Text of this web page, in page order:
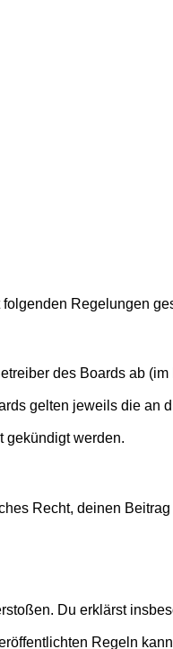
folgenden Regelungen
des Boards ab (im
gelten jeweils die an
gekündigt werden.
Recht, deinen
Du erklärst
Regeln